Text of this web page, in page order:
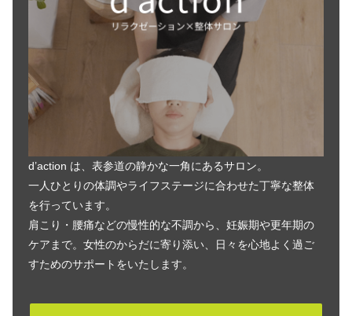
d’action は、表参道の静かな一角にあるサロン。
一人ひとりの体調やライフステージに合わせた丁寧な整体
を行っています。
肩こり・腰痛などの慢性的な不調から、妊娠期や更年期の
ケアまで。女性のからだに寄り添い、日々を心地よく過ご
すためのサポートをいたします。